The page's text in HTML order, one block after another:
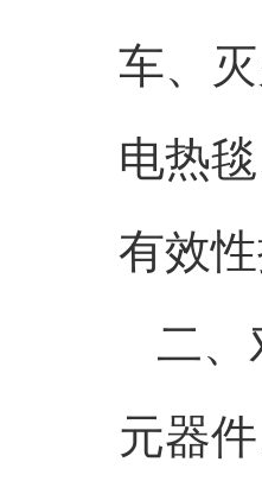
车、
电热
有效
二、
元器